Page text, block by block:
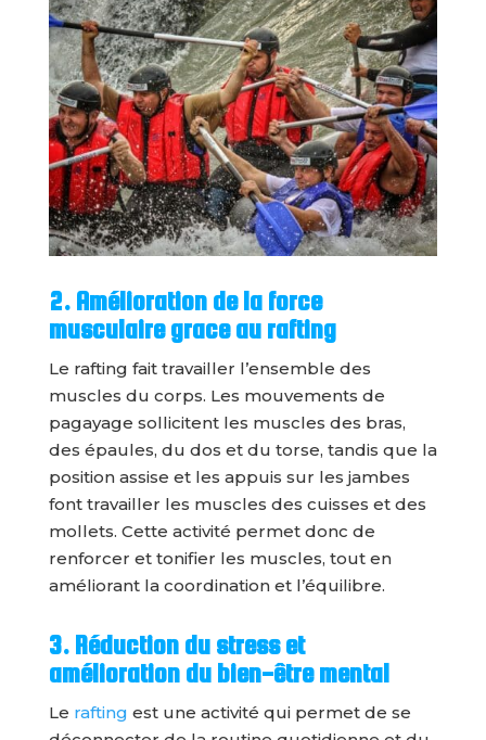
2. Amélioration de la force
musculaire grace au rafting
Le rafting fait travailler l’ensemble des
muscles du corps. Les mouvements de
pagayage sollicitent les muscles des bras,
des épaules, du dos et du torse, tandis que la
position assise et les appuis sur les jambes
font travailler les muscles des cuisses et des
mollets. Cette activité permet donc de
renforcer et tonifier les muscles, tout en
améliorant la coordination et l’équilibre.
3. Réduction du stress et
amélioration du bien-être mental
Le rafting est une activité qui permet de se